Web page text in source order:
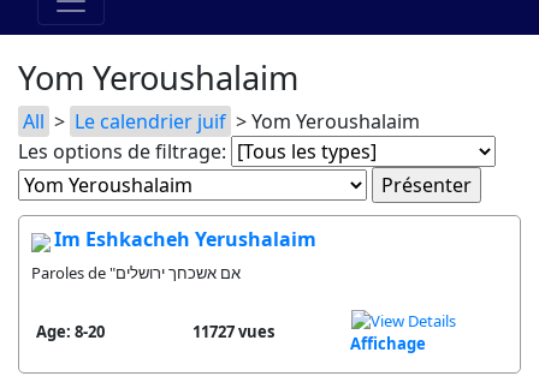
Yom Yeroushalaim
All > Le calendrier juif > Yom Yeroushalaim
Les options de filtrage:
Im Eshkacheh Yerushalaim
Paroles de "אם אשכחך ירושלים
Age: 8-20 11727 vues
Affichage